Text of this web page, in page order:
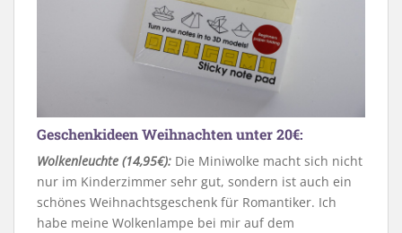
Geschenkideen Weihnachten unter 20€:
Wolkenleuchte (14,95€): Die Miniwolke macht sich nicht
nur im Kinderzimmer sehr gut, sondern ist auch ein
schönes Weihnachtsgeschenk für Romantiker. Ich
habe meine Wolkenlampe bei mir auf dem